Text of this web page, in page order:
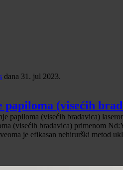
dana 31. jul 2023.
(visećih
papiloma (visećih bradavica)
(visećih bradavica) primenom
je efikasan nehirurški metod